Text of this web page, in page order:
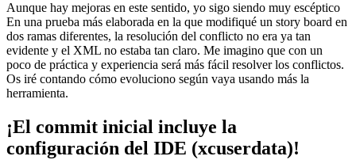
Aunque hay mejoras en este sentido, yo sigo siendo muy escéptico
En una prueba más elaborada en la que modifiqué un story board en
dos ramas diferentes, la resolución del conflicto no era ya tan
evidente y el XML no estaba tan claro. Me imagino que con un
poco de práctica y experiencia será más fácil resolver los conflictos.
Os iré contando cómo evoluciono según vaya usando más la
herramienta.
¡El commit inicial incluye la
configuración del IDE (xcuserdata)!